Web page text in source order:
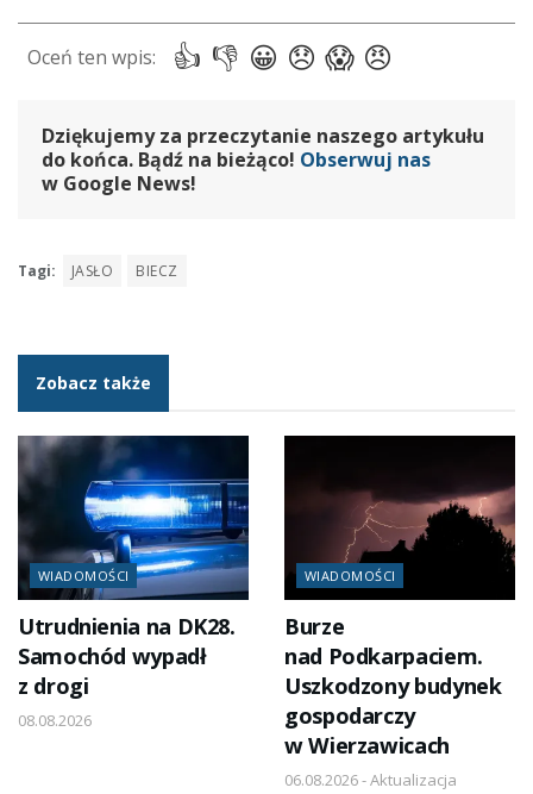
Dziękujemy za przeczytanie naszego artykułu
do końca. Bądź na bieżąco! Obserwuj nas
w Google News!
Tagi: JASŁO BIECZ
Zobacz także
WIADOMOŚCI
Utrudnienia na DK28.
Samochód wypadł
z drogi
08.08.2026
WIADOMOŚCI
Burze
nad Podkarpaciem.
Uszkodzony budynek
gospodarczy
w Wierzawicach
06.08.2026 - Aktualizacja